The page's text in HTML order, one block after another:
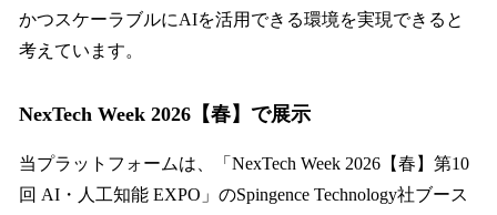
かつスケーラブルにAIを活用できる環境を実現できると
考えています。
NexTech Week 2026【春】で展示
当プラットフォームは、「NexTech Week 2026【春】第10
回 AI・人工知能 EXPO」のSpingence Technology社ブース